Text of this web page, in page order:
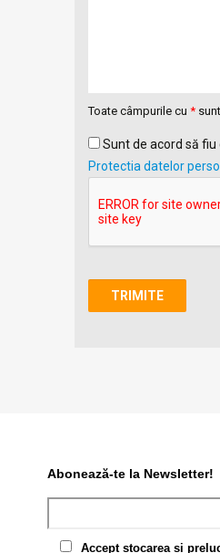
Toate câmpurile cu *
Sunt de acord să
Protectia datelor
Abonează-te la Newsletter!
Accept stocarea si